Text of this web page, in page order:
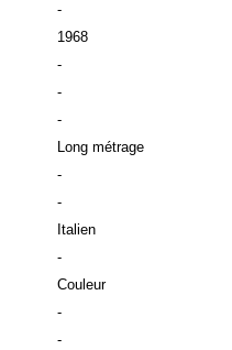
-
1968
-
-
-
Long métrage
-
-
Italien
-
Couleur
-
-